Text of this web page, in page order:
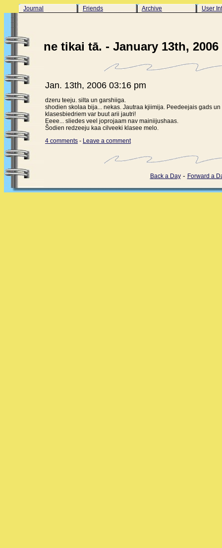
Journal Friends Archive User
ne tikai tā. - January 13th, 2006
Jan. 13th, 2006 03:16 pm
dzeru teeju. silta un garshiiga.
shodien skolaa bija... nekas. Jautraa kjiimija. Peedeejais gads
klasesbiedriem var buut arii jautri!
Eeee... sliedes veel joprojaam nav mainiijushaas.
Šodien redzeeju kaa cilveeki klasee melo.
4 comments - Leave a comment
Back a Day- Forward a